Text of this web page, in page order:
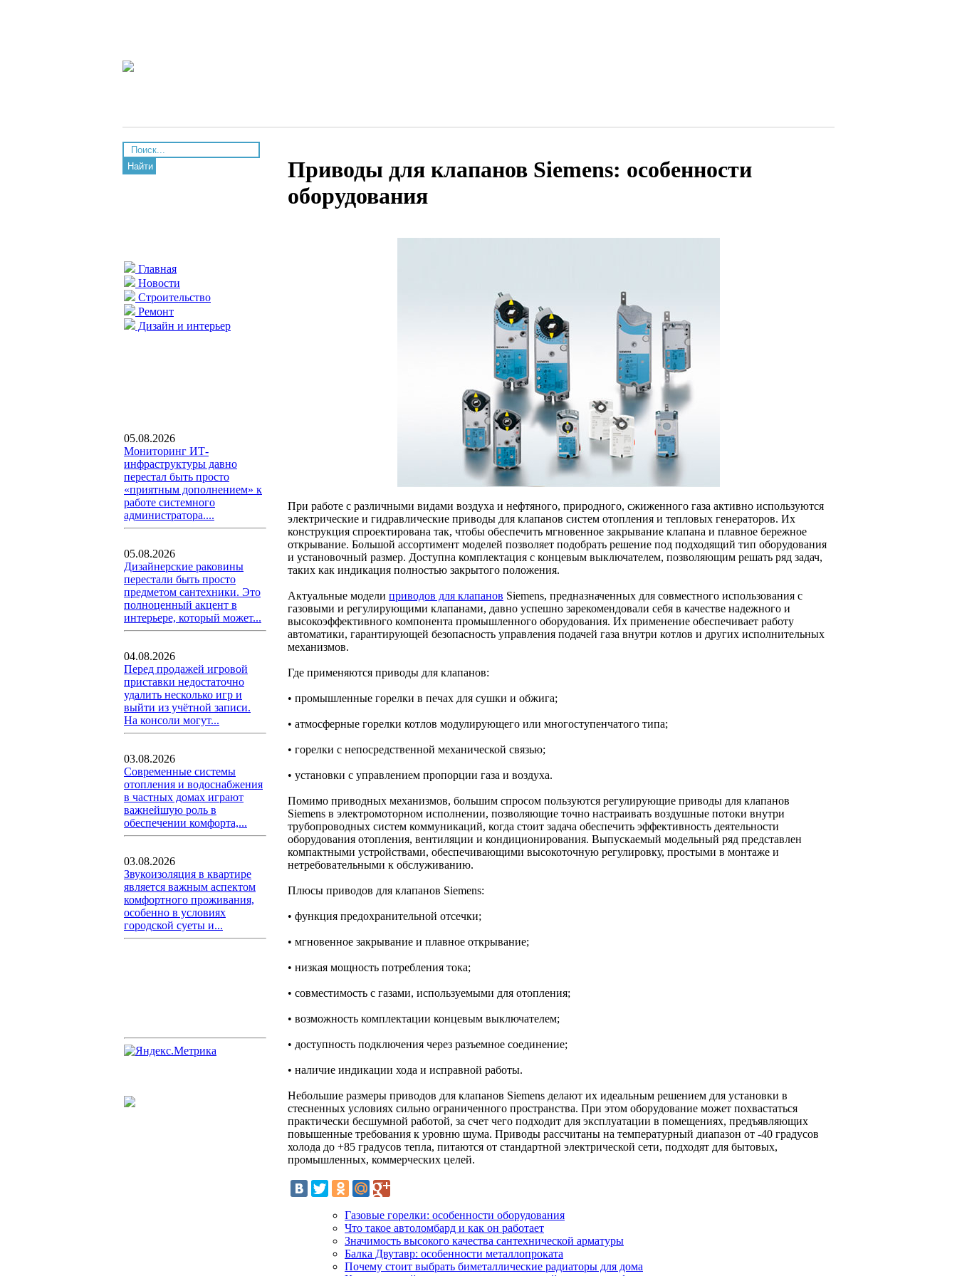
Найти
Главная
Новости
Строительство
Ремонт
Дизайн и интерьер
05.08.2026
Мониторинг ИТ-
инфраструктуры давно
перестал быть просто
«приятным дополнением» к
работе системного
администратора....
05.08.2026
Дизайнерские раковины
перестали быть просто
предметом сантехники. Это
полноценный акцент в
интерьере, который может...
04.08.2026
Перед продажей игровой
приставки недостаточно
удалить несколько игр и
выйти из учётной записи.
На консоли могут...
03.08.2026
Современные системы
отопления и водоснабжения
в частных домах играют
важнейшую роль в
обеспечении комфорта,...
03.08.2026
Звукоизоляция в квартире
является важным аспектом
комфортного проживания,
особенно в условиях
городской суеты и...
Приводы для клапанов Siemens: особенности
оборудования
При работе с различными видами воздуха и нефтяного, природного, сжиженного газа активно используются
электрические и гидравлические приводы для клапанов систем отопления и тепловых генераторов. Их
конструкция спроектирована так, чтобы обеспечить мгновенное закрывание клапана и плавное бережное
открывание. Большой ассортимент моделей позволяет подобрать решение под подходящий тип оборудования
и установочный размер. Доступна комплектация с концевым выключателем, позволяющим решать ряд задач,
таких как индикация полностью закрытого положения.
Актуальные модели приводов для клапанов Siemens, предназначенных для совместного использования с
газовыми и регулирующими клапанами, давно успешно зарекомендовали себя в качестве надежного и
высокоэффективного компонента промышленного оборудования. Их применение обеспечивает работу
автоматики, гарантирующей безопасность управления подачей газа внутри котлов и других исполнительных
механизмов.
Где применяются приводы для клапанов:
• промышленные горелки в печах для сушки и обжига;
• атмосферные горелки котлов модулирующего или многоступенчатого типа;
• горелки с непосредственной механической связью;
• установки с управлением пропорции газа и воздуха.
Помимо приводных механизмов, большим спросом пользуются регулирующие приводы для клапанов
Siemens в электромоторном исполнении, позволяющие точно настраивать воздушные потоки внутри
трубопроводных систем коммуникаций, когда стоит задача обеспечить эффективность деятельности
оборудования отопления, вентиляции и кондиционирования. Выпускаемый модельный ряд представлен
компактными устройствами, обеспечивающими высокоточную регулировку, простыми в монтаже и
нетребовательными к обслуживанию.
Плюсы приводов для клапанов Siemens:
• функция предохранительной отсечки;
• мгновенное закрывание и плавное открывание;
• низкая мощность потребления тока;
• совместимость с газами, используемыми для отопления;
• возможность комплектации концевым выключателем;
• доступность подключения через разъемное соединение;
• наличие индикации хода и исправной работы.
Небольшие размеры приводов для клапанов Siemens делают их идеальным решением для установки в
стесненных условиях сильно ограниченного пространства. При этом оборудование может похвастаться
практически бесшумной работой, за счет чего подходит для эксплуатации в помещениях, предъявляющих
повышенные требования к уровню шума. Приводы рассчитаны на температурный диапазон от -40 градусов
холода до +85 градусов тепла, питаются от стандартной электрической сети, подходят для бытовых,
промышленных, коммерческих целей.
Газовые горелки: особенности оборудования
Что такое автоломбард и как он работает
Значимость высокого качества сантехнической арматуры
Балка Двутавр: особенности металлопроката
Почему стоит выбрать биметаллические радиаторы для дома